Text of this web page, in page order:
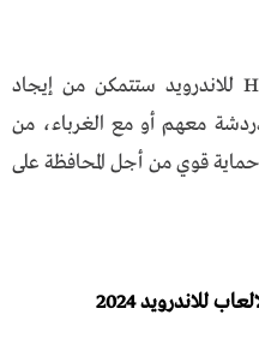
من خلال استخدام تطبيق HalaMe للاندرويد ستتمكن من إيجاد
معهم أو مع الغرباء، من
قوي من أجل المحافظة على
تحميل افضل برنامج لتحميل الالعاب للاندرويد 2024